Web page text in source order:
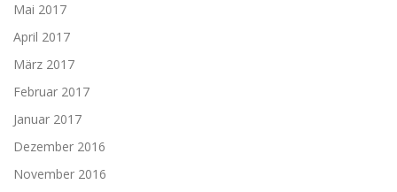
Mai 2017
April 2017
März 2017
Februar 2017
Januar 2017
Dezember 2016
November 2016